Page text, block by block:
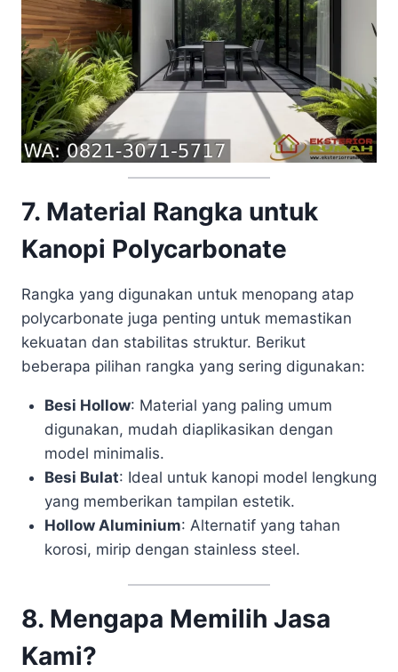
7. Material Rangka untuk
Kanopi Polycarbonate
Rangka yang digunakan untuk menopang atap
polycarbonate juga penting untuk memastikan
kekuatan dan stabilitas struktur. Berikut
beberapa pilihan rangka yang sering digunakan:
Besi Hollow: Material yang paling umum
digunakan, mudah diaplikasikan dengan
model minimalis.
Besi Bulat: Ideal untuk kanopi model lengkung
yang memberikan tampilan estetik.
Hollow Aluminium: Alternatif yang tahan
korosi, mirip dengan stainless steel.
8. Mengapa Memilih Jasa
Kami?